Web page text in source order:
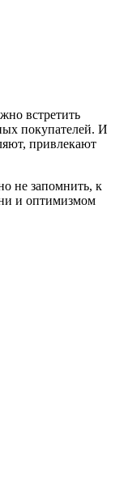
встретить
покупателей. И
привлекают
не запомнить, к
и оптимизмом